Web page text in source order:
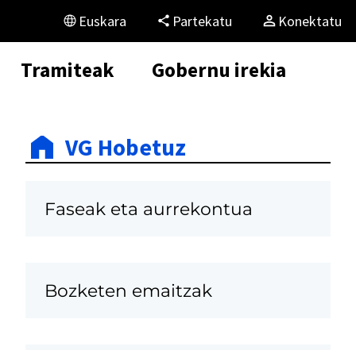
Euskara Partekatu Konektatu
Tramiteak Gobernu irekia
VG Hobetuz
Faseak eta aurrekontua
Bozketen emaitzak